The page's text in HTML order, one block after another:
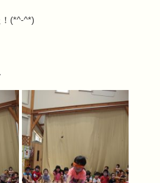
(*^-^*)